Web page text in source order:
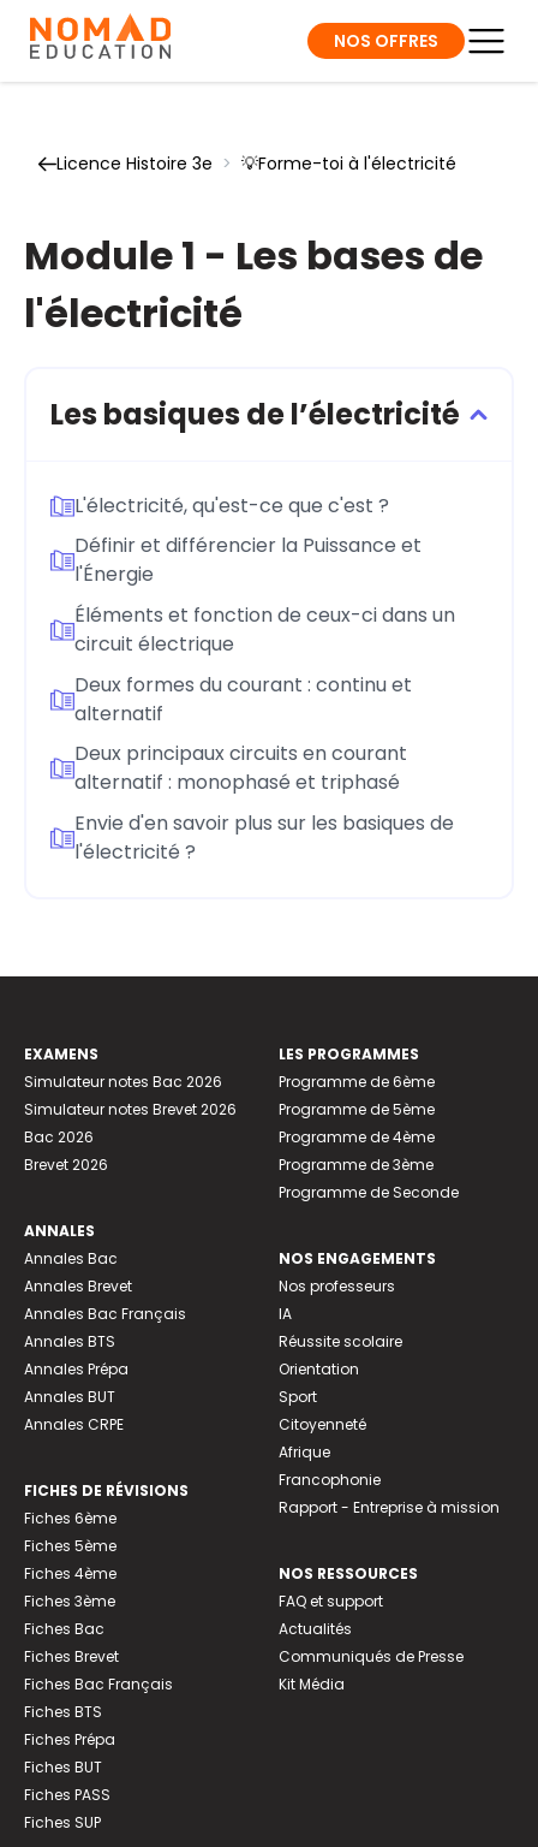
NOS OFFRES
Licence Histoire 3e > 💡Forme-toi à l'électricité
Module 1 - Les bases de
l'électricité
Les basiques de l’électricité
L'électricité, qu'est-ce que c'est ?
Définir et différencier la Puissance et
l'Énergie
Éléments et fonction de ceux-ci dans un
circuit électrique
Deux formes du courant : continu et
alternatif
Deux principaux circuits en courant
alternatif : monophasé et triphasé
Envie d'en savoir plus sur les basiques de
l'électricité ?
EXAMENS
Simulateur notes Bac 2026
Simulateur notes Brevet 2026
Bac 2026
Brevet 2026
ANNALES
Annales Bac
Annales Brevet
Annales Bac Français
Annales BTS
Annales Prépa
Annales BUT
Annales CRPE
FICHES DE RÉVISIONS
Fiches 6ème
Fiches 5ème
Fiches 4ème
Fiches 3ème
Fiches Bac
Fiches Brevet
Fiches Bac Français
Fiches BTS
Fiches Prépa
Fiches BUT
Fiches PASS
Fiches SUP
LES PROGRAMMES
Programme de 6ème
Programme de 5ème
Programme de 4ème
Programme de 3ème
Programme de Seconde
NOS ENGAGEMENTS
Nos professeurs
IA
Réussite scolaire
Orientation
Sport
Citoyenneté
Afrique
Francophonie
Rapport - Entreprise à mission
NOS RESSOURCES
FAQ et support
Actualités
Communiqués de Presse
Kit Média